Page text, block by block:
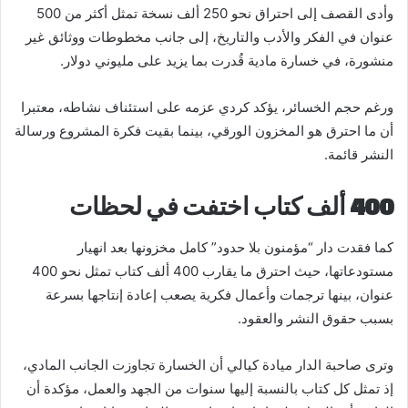
وأدى القصف إلى احتراق نحو 250 ألف نسخة تمثل أكثر من 500
عنوان في الفكر والأدب والتاريخ، إلى جانب مخطوطات ووثائق غير
منشورة، في خسارة مادية قُدرت بما يزيد على مليوني دولار.
ورغم حجم الخسائر، يؤكد كردي عزمه على استئناف نشاطه، معتبرا
أن ما احترق هو المخزون الورقي، بينما بقيت فكرة المشروع ورسالة
النشر قائمة.
400 ألف كتاب اختفت في لحظات
كما فقدت دار “مؤمنون بلا حدود” كامل مخزونها بعد انهيار
مستودعاتها، حيث احترق ما يقارب 400 ألف كتاب تمثل نحو 400
عنوان، بينها ترجمات وأعمال فكرية يصعب إعادة إنتاجها بسرعة
بسبب حقوق النشر والعقود.
وترى صاحبة الدار ميادة كيالي أن الخسارة تجاوزت الجانب المادي،
إذ تمثل كل كتاب بالنسبة إليها سنوات من الجهد والعمل، مؤكدة أن